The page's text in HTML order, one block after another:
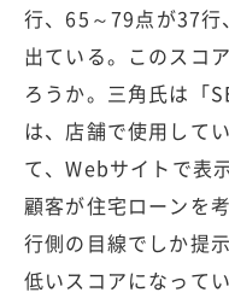
行、65～79点が37
出ている。このスコ
ろうか。三角氏は「
は、店舗で使用して
て、Webサイトで表
顧客が住宅ローンを
行側の目線でしか提
低いスコアになって